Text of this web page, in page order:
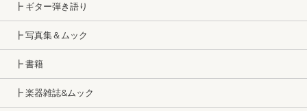
┣ ギター弾き語り
┣ 写真集＆ムック
┣ 書籍
┣ 楽器雑誌&ムック